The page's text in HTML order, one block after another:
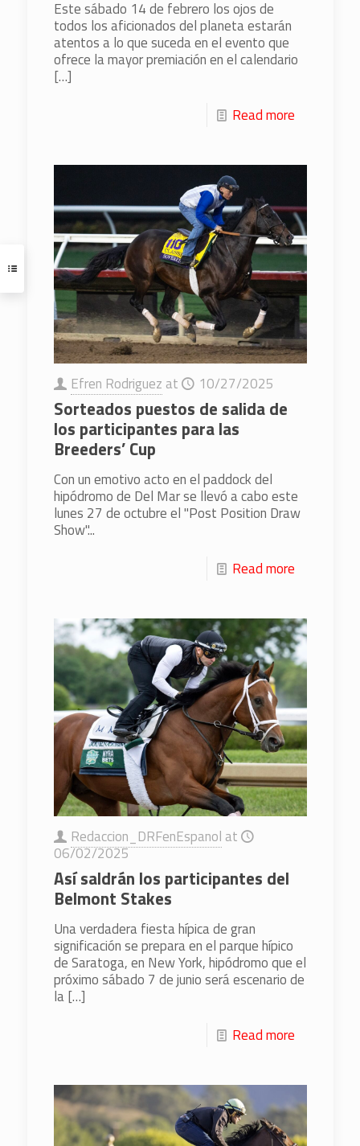
Este sábado 14 de febrero los ojos de
todos los aficionados del planeta estarán
atentos a lo que suceda en el evento que
ofrece la mayor premiación en el calendario
[…]
Read more
Efren Rodriguez at 10/27/2025
Sorteados puestos de salida de
los participantes para las
Breeders’ Cup
Con un emotivo acto en el paddock del
hipódromo de Del Mar se llevó a cabo este
lunes 27 de octubre el "Post Position Draw
Show"...
Read more
Redaccion_DRFenEspanol at
06/02/2025
Así saldrán los participantes del
Belmont Stakes
Una verdadera fiesta hípica de gran
significación se prepara en el parque hípico
de Saratoga, en New York, hipódromo que el
próximo sábado 7 de junio será escenario de
la[…]
Read more